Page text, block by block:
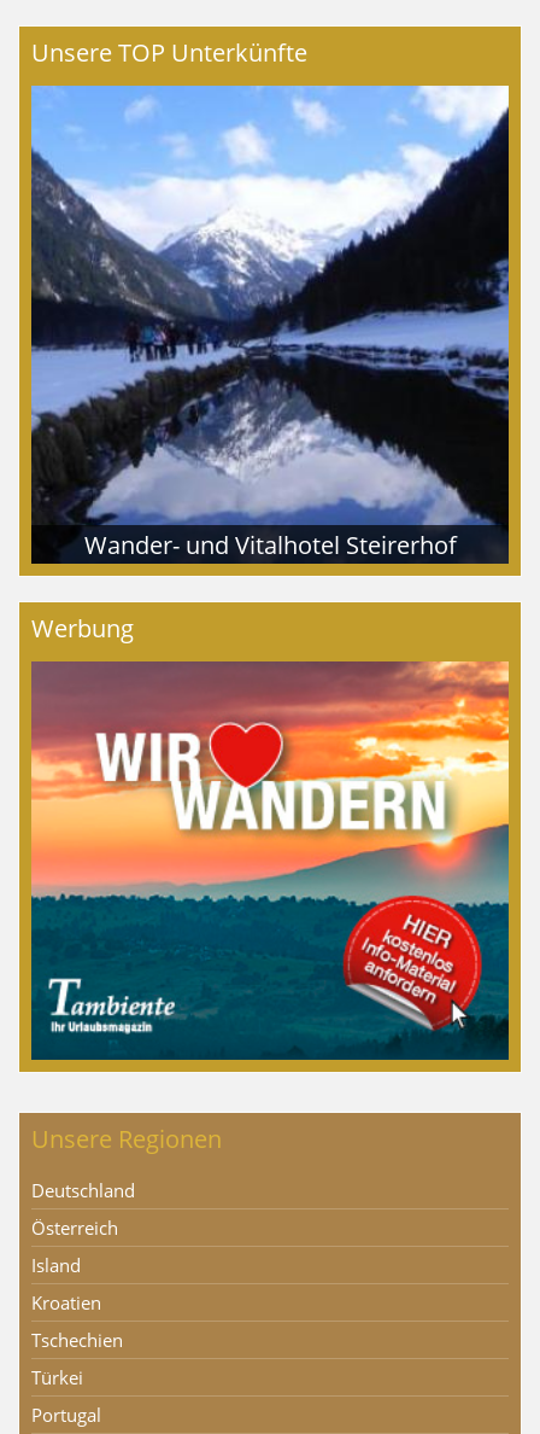
Unsere TOP Unterkünfte
Wander- und Vitalhotel Steirerhof
Werbung
Unsere Regionen
Deutschland
Österreich
Island
Kroatien
Tschechien
Türkei
Portugal